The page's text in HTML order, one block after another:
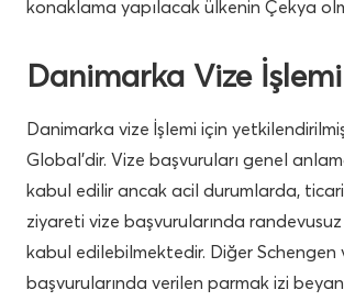
konaklama yapılacak ülkenin Çekya
Danimarka Vize İşlemi
Danimarka vize İşlemi için
Global’dir. Vize başvuruları genel
kabul edilir ancak acil durumlarda,
ziyareti vize başvurularında
kabul edilebilmektedir. Diğer Schengen
başvurularında verilen parmak izi